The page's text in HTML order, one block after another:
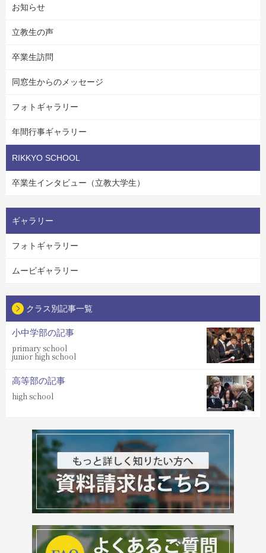
お知らせ
立教生の声
卒業生訪問
同窓生からのメッセージ
フォトギャラリー
年間行事ギャラリー
RIKKYO SCHOOL
卒業生インタビュー（立教大学生）
ギャラリー
フォトギャラリー
ムービギャラリー
クラス別記事一覧
小中学部の記事
primary school
junior high school
高等部の記事
high school